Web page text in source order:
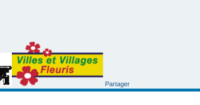
Partager